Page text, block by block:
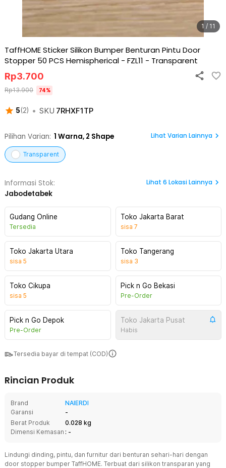
1 / 11
TaffHOME Sticker Silikon Bumper Benturan Pintu Door
Stopper 50 PCS Hemispherical - FZL11 - Transparent
5(2) • SKU 7RHXF1TP
Rp3.700
Rp13.900 74%
Pilihan Varian: 1 Warna, 2 Shape Lihat Varian Lainnya
Transparent
Informasi Stok:
Jabodetabek
Lihat 6 Lokasi Lainnya
Gudang Online
Tersedia
Toko Jakarta Barat
sisa 7
Toko Jakarta Utara
sisa 5
Toko Tangerang
sisa 3
Toko Cikupa
sisa 5
Pick n Go Bekasi
Pre-Order
Pick n Go Depok
Pre-Order
Toko Jakarta Pusat
Habis
Tersedia bayar di tempat (COD)
Rincian Produk
Brand
NAIERDI
Garansi
-
Berat Produk
0.028 kg
Dimensi Kemasan : -
Lindungi dinding, pintu, dan furnitur dari benturan sehari-hari dengan
door stopper bumper TaffHOME. Terbuat dari silikon transparan yang